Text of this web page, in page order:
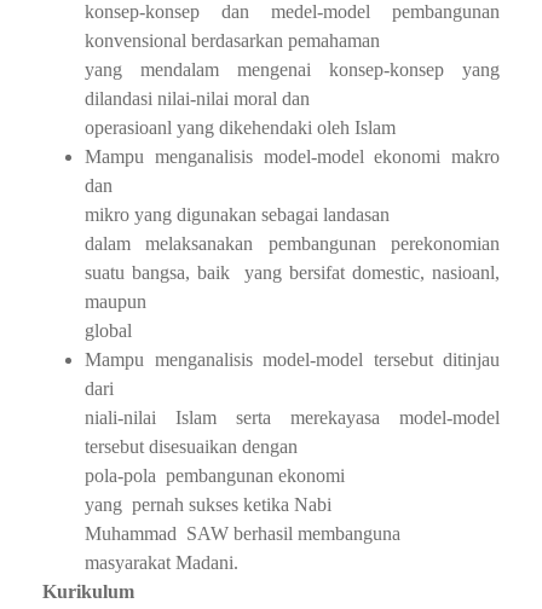
konsep-konsep dan medel-model pembangunan
konvensional berdasarkan pemahaman
yang mendalam mengenai konsep-konsep yang
dilandasi nilai-nilai moral dan
operasioanl yang dikehendaki oleh Islam
Mampu menganalisis model-model ekonomi makro
dan
mikro yang digunakan sebagai landasan
dalam melaksanakan pembangunan perekonomian
suatu bangsa, baik
yang bersifat domestic, nasioanl,
maupun
global
Mampu menganalisis model-model tersebut ditinjau
dari
niali-nilai Islam serta merekayasa model-model
tersebut disesuaikan dengan
pola-pola pembangunan ekonomi
yang pernah sukses ketika Nabi
Muhammad SAW berhasil membanguna
masyarakat Madani.
Kurikulum